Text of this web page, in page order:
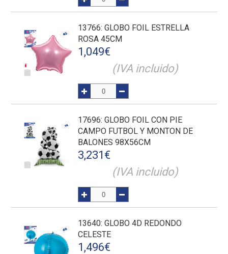
13766: GLOBO FOIL ESTRELLA
ROSA 45CM
1,049€
(IVA incluido)
17696: GLOBO FOIL CON PIE
CAMPO FUTBOL Y MONTON DE
BALONES 98X56CM
3,231 €
(IVA incluido)
13640: GLOBO 4D REDONDO
CELESTE
1,496€